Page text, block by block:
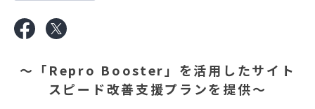
お問い合わせ
～「Repro Booster」を活用したサイト
スピード改善支援プランを提供～